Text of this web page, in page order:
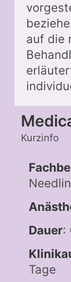
auf die
Kurzinfo
Dauer:
Tage